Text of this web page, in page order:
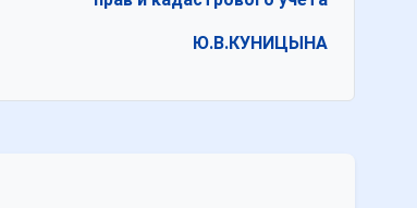
Ю.В.КУНИЦЫНА